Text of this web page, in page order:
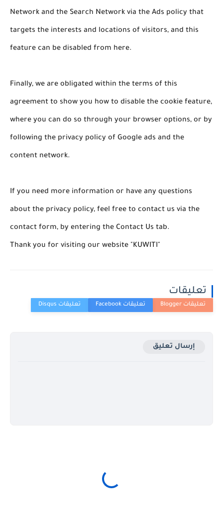
Network and the Search Network via the Ads policy that
targets the interests and locations of visitors, and this
feature can be disabled from here.
Finally, we are obligated within the terms of this
agreement to show you how to disable the cookie feature,
where you can do so through your browser options, or by
following the privacy policy of Google ads and the
content network.
If you need more information or have any questions
about the privacy policy, feel free to contact us via the
contact form, by entering the Contact Us tab.
Thank you for visiting our website "KUWITI"
تعليقات
إرسال تعليق